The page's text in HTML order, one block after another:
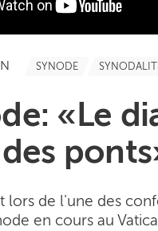
SYNODE
«Le
lors de l'une des
en cours au